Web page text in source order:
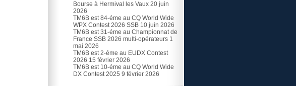
Bourse à Hermival les Vaux 20 juin
2026
TM6B est 84-éme au CQ World Wide
WPX Contest 2026 SSB 10 juin 2026
TM6B est 31-éme au Championnat de
France SSB 2026 multi-opérateurs 1
mai 2026
TM6B est 2-éme au EUDX Contest
2026 15 février 2026
TM6B est 10-éme au CQ World Wide
DX Contest 2025 9 février 2026